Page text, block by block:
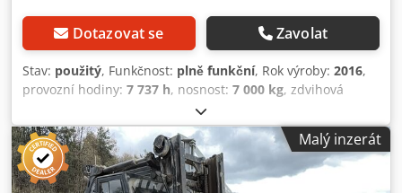
Dotazovat se Zavolat
Stav: použitý, Funkčnost: plně funkční, Rok výroby: 2016,
provozní hodiny: 7 737 h, nosnost: 7 000 kg, zdvihová
, volný zdvih:150 mm
typ stožáru:simplex, stavební výška:3 600 mm, typ
pohonu:Diesel, Dieselový vysokozdvižný vozík Dedpfx Ajzq
Iadogvsck Těžiště nákladu: 600 Třída ISO: ISO třída 4 = 5
000 – 10 000 kg Typ stožáru: Standardní Stav: Připraveno k
Malý inzerát